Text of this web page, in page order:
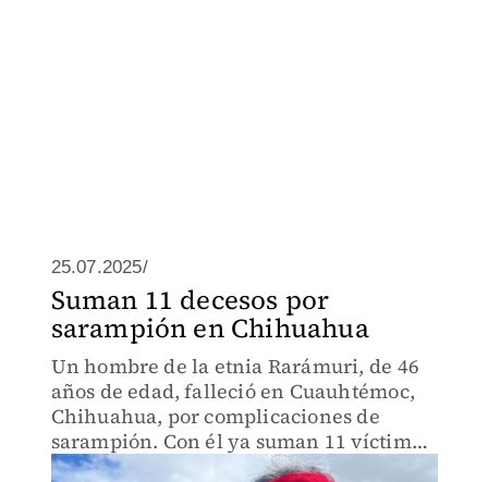
25.07.2025/
Suman 11 decesos por
sarampión en Chihuahua
Un hombre de la etnia Rarámuri, de 46
años de edad, falleció en Cuauhtémoc,
Chihuahua, por complicaciones de
sarampión. Con él ya suman 11 víctimas
mortales en la entidad que lidera los